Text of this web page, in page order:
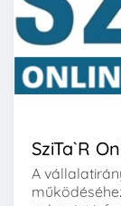
SziTa`R
A